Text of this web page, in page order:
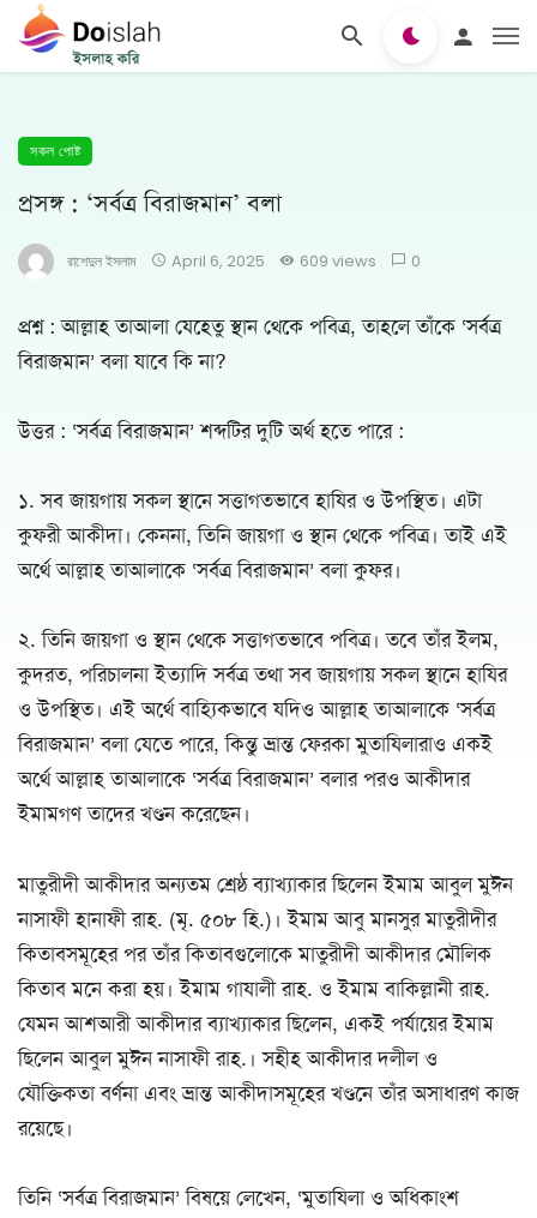
সকল পোষ্ট
প্রসঙ্গ : ‘সর্বত্র বিরাজমান’ বলা
রাশেদুল ইসলাম April 6, 2025 609 views 0
প্রশ্ন : আল্লাহ তাআলা যেহেতু স্থান থেকে পবিত্র, তাহলে তাঁকে ‘সর্বত্র
বিরাজমান’ বলা যাবে কি না?
উত্তর : ‘সর্বত্র বিরাজমান’ শব্দটির দুটি অর্থ হতে পারে :
১. সব জায়গায় সকল স্থানে সত্তাগতভাবে হাযির ও উপস্থিত। এটা
কুফরী আকীদা। কেননা, তিনি জায়গা ও স্থান থেকে পবিত্র। তাই এই
অর্থে আল্লাহ তাআলাকে ‘সর্বত্র বিরাজমান’ বলা কুফর।
২. তিনি জায়গা ও স্থান থেকে সত্তাগতভাবে পবিত্র। তবে তাঁর ইলম,
কুদরত, পরিচালনা ইত্যাদি সর্বত্র তথা সব জায়গায় সকল স্থানে হাযির
ও উপস্থিত। এই অর্থে বাহ্যিকভাবে যদিও আল্লাহ তাআলাকে ‘সর্বত্র
বিরাজমান’ বলা যেতে পারে, কিন্তু ভ্রান্ত ফেরকা মুতাযিলারাও একই
অর্থে আল্লাহ তাআলাকে ‘সর্বত্র বিরাজমান’ বলার পরও আকীদার
ইমামগণ তাদের খণ্ডন করেছেন।
মাতুরীদী আকীদার অন্যতম শ্রেষ্ঠ ব্যাখ্যাকার ছিলেন ইমাম আবুল মুঈন
নাসাফী হানাফী রাহ. (মৃ. ৫০৮ হি.)। ইমাম আবু মানসুর মাতুরীদীর
কিতাবসমূহের পর তাঁর কিতাবগুলোকে মাতুরীদী আকীদার মৌলিক
কিতাব মনে করা হয়। ইমাম গাযালী রাহ. ও ইমাম বাকিল্লানী রাহ.
যেমন আশআরী আকীদার ব্যাখ্যাকার ছিলেন, একই পর্যায়ের ইমাম
ছিলেন আবুল মুঈন নাসাফী রাহ.। সহীহ আকীদার দলীল ও
যৌক্তিকতা বর্ণনা এবং ভ্রান্ত আকীদাসমূহের খণ্ডনে তাঁর অসাধারণ কাজ
রয়েছে।
তিনি ‘সর্বত্র বিরাজমান’ বিষয়ে লেখেন, ‘মুতাযিলা ও অধিকাংশ